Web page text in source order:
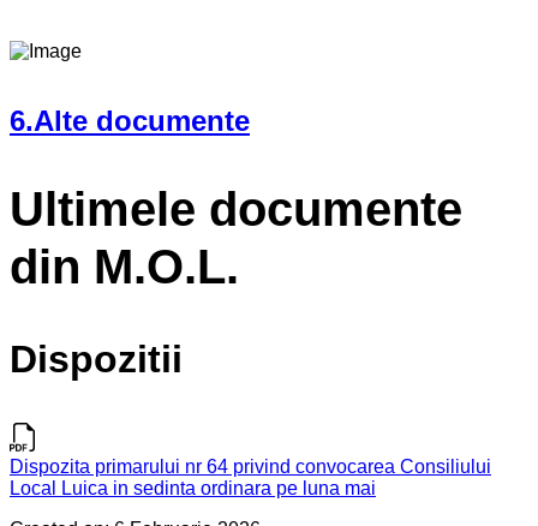
6.Alte documente
Ultimele documente
din M.O.L.
Dispozitii
Dispozita primarului nr 64 privind convocarea Consiliului
Local Luica in sedinta ordinara pe luna mai